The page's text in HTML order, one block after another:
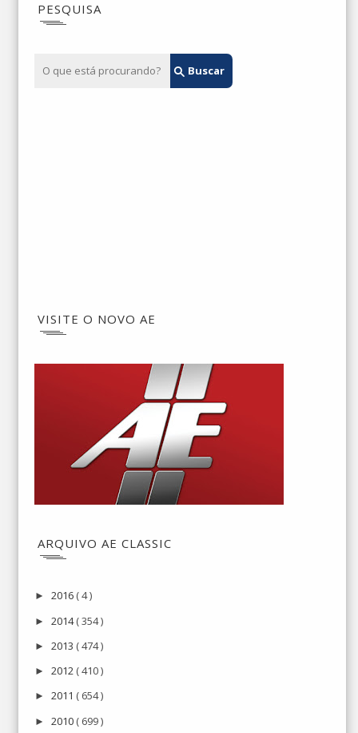
PESQUISA
VISITE O NOVO AE
ARQUIVO AE CLASSIC
► 2016 ( 4 )
► 2014( 354 )
► 2013 ( 474 )
► 2012 ( 410 )
► 2011 ( 654 )
► 2010 ( 699 )